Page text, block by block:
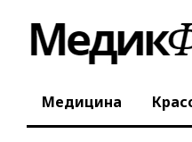
Медицина